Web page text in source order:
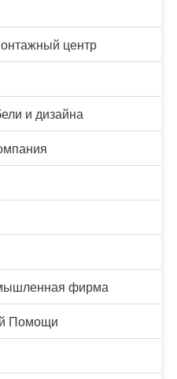
центр
и дизайна
фирма
Помощи